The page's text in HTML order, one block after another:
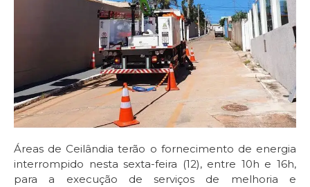
Áreas de Ceilândia terão o fornecimento de energia
interrompido nesta sexta-feira (12), entre 10h e 16h,
para a execução de serviços de melhoria e